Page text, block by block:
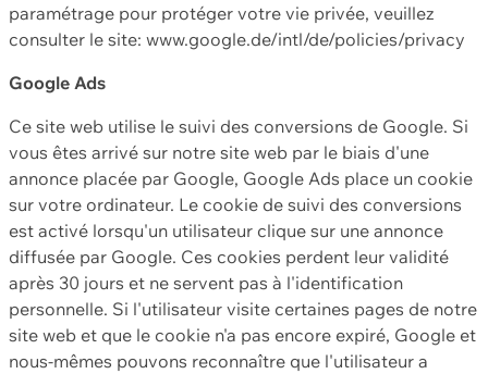
paramétrage pour protéger votre vie privée, veuillez
consulter le site: www.google.de/intl/de/policies/privacy
Google Ads
Ce site web utilise le suivi des conversions de Google. Si
vous êtes arrivé sur notre site web par le biais d'une
annonce placée par Google, Google Ads place un cookie
sur votre ordinateur. Le cookie de suivi des conversions
est activé lorsqu'un utilisateur clique sur une annonce
diffusée par Google. Ces cookies perdent leur validité
après 30 jours et ne servent pas à l'identification
personnelle. Si l'utilisateur visite certaines pages de notre
site web et que le cookie n'a pas encore expiré, Google et
nous-mêmes pouvons reconnaître que l'utilisateur a